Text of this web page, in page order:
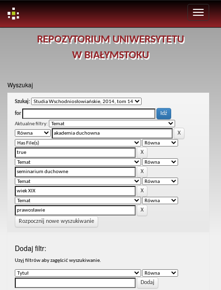
REPOZYTORIUM UNIWERSYTETU
W BIAŁYMSTOKU
Wyszukaj
Szukaj:
for
Aktualne filtry:
Rozpocznij nowe wyszukiwanie
Dodaj filtr:
Uzyj filtrów aby zagęścić wyszukiwanie.